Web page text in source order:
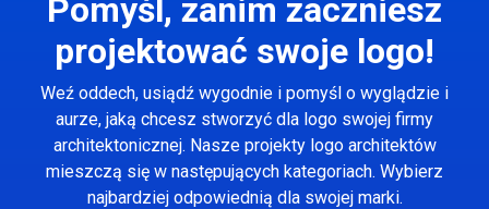
Pomyśl, zanim zaczniesz
projektować swoje logo!
Weź oddech, usiądź wygodnie i pomyśl o wyglądzie i
aurze, jaką chcesz stworzyć dla logo swojej firmy
architektonicznej. Nasze projekty logo architektów
mieszczą się w następujących kategoriach. Wybierz
najbardziej odpowiednią dla swojej marki.